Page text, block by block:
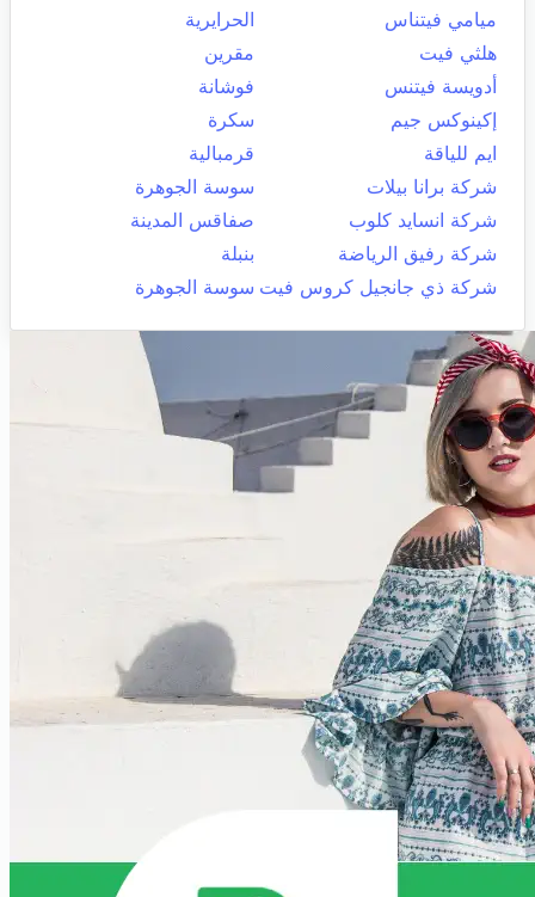
ميامي فيتناس
الحرايرية
هلثي فيت
مقرين
أدويسة فيتنس
فوشانة
إكينوكس جيم
سكرة
ايم للياقة
قرمبالية
شركة برانا بيلات
سوسة الجوهرة
شركة انسايد كلوب
صفاقس المدينة
شركة رفيق الرياضة
بنبلة
شركة ذي جانجيل كروس فيت سوسة الجوهرة